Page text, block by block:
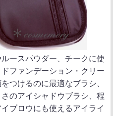
ースパウダー、チークに使
ファンデーション・クリー
つけるのに最適なブラシ、
のアイシャドウブラシ、程
ブロウにも使えるアイライ